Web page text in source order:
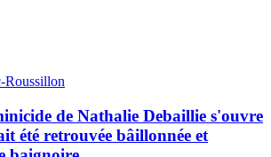
Roussillon
de Nathalie Debaillie s'ouvre
été retrouvée bâillonnée et